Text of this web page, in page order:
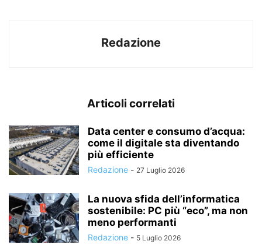
Redazione
Articoli correlati
Data center e consumo d’acqua:
come il digitale sta diventando
più efficiente
Redazione - 27 Luglio 2026
La nuova sfida dell’informatica
sostenibile: PC più “eco”, ma non
meno performanti
Redazione - 5 Luglio 2026